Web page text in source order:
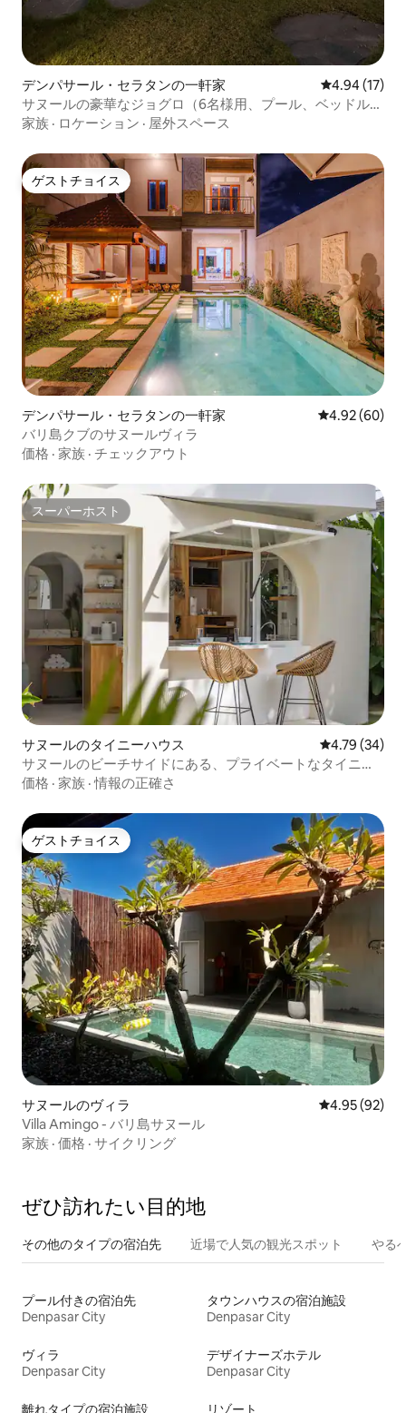
デンパサール・セラタンの一軒家 レビュー17
4.94 (17)
サヌールの豪華なジョグロ（6名様用、プール、ベッドルー
ム3室、バスルーム2室付き）
家族 · ロケーション · 屋外スペース
ゲストチョイス
ゲストチョイス
デンパサール・セラタンの一軒家 レビュー60
4.92 (60)
バリ島クブのサヌールヴィラ
価格 · 家族 · チェックアウト
スーパーホスト
スーパーホスト
サヌールのタイニーハウス レビュー34
4.79 (34)
サヌールのビーチサイドにある、プライベートなタイニー
ハウス
価格 · 家族 ·情報の正確さ
ゲストチョイス
ゲストチョイス
サヌールのヴィラ レビュー92
4.95 (92)
Villa Amingo - バリ島サヌール
家族 · 価格 · サイクリング
ぜひ訪⁠れ⁠た⁠い目⁠的⁠地
その他のタ⁠イ⁠プ⁠の宿⁠泊⁠先 近場で人気の観光スポット やる
プール付きの宿泊先
Denpasar City
タウンハウスの宿泊施設
Denpasar City
ヴィラ
Denpasar City
デザイナーズホテル
Denpasar City
離れタイプの宿泊施設 リゾート